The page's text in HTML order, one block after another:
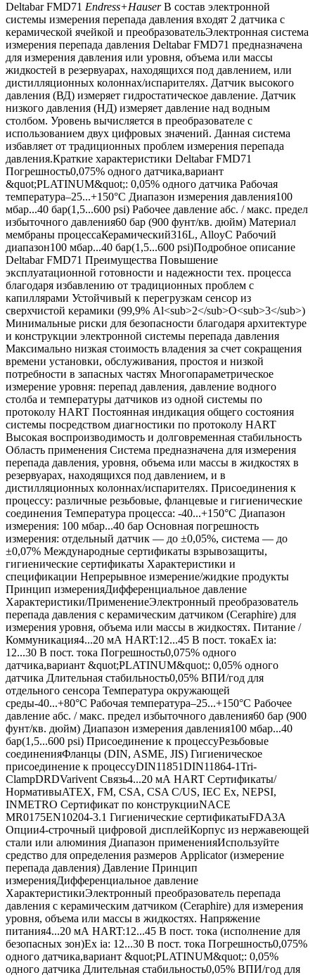
Deltabar FMD71 Endress+Hauser В состав электронной
системы измерения перепада давления входят 2 датчика с
керамической ячейкой и преобразовательЭлектронная система
измерения перепада давления Deltabar FMD71 предназначена
для измерения давления или уровня, объема или массы
жидкостей в резервуарах, находящихся под давлением, или
дистилляционных колоннах/испарителях. Датчик высокого
давления (ВД) измеряет гидростатическое давление. Датчик
низкого давления (НД) измеряет давление над водным
столбом. Уровень вычисляется в преобразователе с
использованием двух цифровых значений. Данная система
избавляет от традиционных проблем измерения перепада
давления.Краткие характеристики Deltabar FMD71
Погрешность0,075% одного датчика,вариант
&quot;PLATINUM&quot;: 0,05% одного датчика Рабочая
температура–25...+150°C Диапазон измерения давления100
мбар...40 бар(1,5...600 psi) Рабочее давление абс. / макс. предел
избыточного давления60 бар (900 фунт/кв. дюйм) Материал
мембраны процессаКерамический316L, AlloyC Рабочий
диапазон100 мбар...40 бар(1,5...600 psi)Подробное описание
Deltabar FMD71 Преимущества Повышение
эксплуатационной готовности и надежности тех. процесса
благодаря избавлению от традиционных проблем с
капиллярами Устойчивый к перегрузкам сенсор из
сверхчистой керамики (99,9% Al<sub>2</sub>O<sub>3</sub>)
Минимальные риски для безопасности благодаря архитектуре
и конструкции электронной системы перепада давления
Максимально низкая стоимость владения за счет сокращения
времени установки, обслуживания, простоя и низкой
потребности в запасных частях Многопараметрическое
измерение уровня: перепад давления, давление водного
столба и температуры датчиков из одной системы по
протоколу HART Постоянная индикация общего состояния
системы посредством диагностики по протоколу HART
Высокая воспроизводимость и долговременная стабильность
Область применения Система предназначена для измерения
перепада давления, уровня, объема или массы в жидкостях в
резервуарах, находящихся под давлением, и в
дистилляционных колоннах/испарителях. Присоединения к
процессу: различные резьбовые, фланцевые и гигиенические
соединения Температура процесса: -40...+150°C Диапазон
измерения: 100 мбар...40 бар Основная погрешность
измерения: отдельный датчик — до ±0,05%, система — до
±0,07% Международные сертификаты взрывозащиты,
гигиенические сертификаты Характеристики и
спецификации Непрерывное измерение/жидкие продукты
Принцип измеренияДифференциальное давление
Характеристики/ПрименениеЭлектронный преобразователь
перепада давления с керамическим датчиком (Ceraphire) для
измерения уровня, объема или массы в жидкостях. Питание /
Коммуникация4...20 мА HART:12...45 В пост. токаEx ia:
12...30 В пост. тока Погрешность0,075% одного
датчика,вариант &quot;PLATINUM&quot;: 0,05% одного
датчика Длительная стабильность0,05% ВПИ/год для
отдельного сенсора Температура окружающей
среды-40...+80°C Рабочая температура–25...+150°C Рабочее
давление абс. / макс. предел избыточного давления60 бар (900
фунт/кв. дюйм) Диапазон измерения давления100 мбар...40
бар(1,5...600 psi) Присоединение к процессуРезьбовые
соединенияФланцы (DIN, ASME, JIS) Гигиеническое
присоединение к процессуDIN11851DIN11864-1Tri-
ClampDRDVarivent Связь4...20 мА HART Сертификаты/
НормативыATEX, FM, CSA, CSA C/US, IEC Ex, NEPSI,
INMETRO Сертификат по конструкцииNACE
MR0175EN10204-3.1 Гигиенические сертификатыFDA3A
Опции4-строчный цифровой дисплейКорпус из нержавеющей
стали или алюминия Диапазон примененияИспользуйте
средство для определения размеров Applicator (измерение
перепада давления) Давление Принцип
измеренияДифференциальное давление
ХарактеристикиЭлектронный преобразователь перепада
давления с керамическим датчиком (Ceraphire) для измерения
уровня, объема или массы в жидкостях. Напряжение
питания4...20 мА HART:12...45 В пост. тока (исполнение для
безопасных зон)Ex ia: 12...30 В пост. тока Погрешность0,075%
одного датчика,вариант &quot;PLATINUM&quot;: 0,05%
одного датчика Длительная стабильность0,05% ВПИ/год для